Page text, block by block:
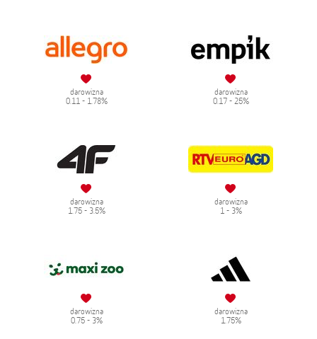
darowizna
0.11 - 1.78%
darowizna
0.17 - 25%
darowizna
1.75 - 3.5%
darowizna
1 - 3%
darowizna
0.75 - 3%
darowizna
1.75%